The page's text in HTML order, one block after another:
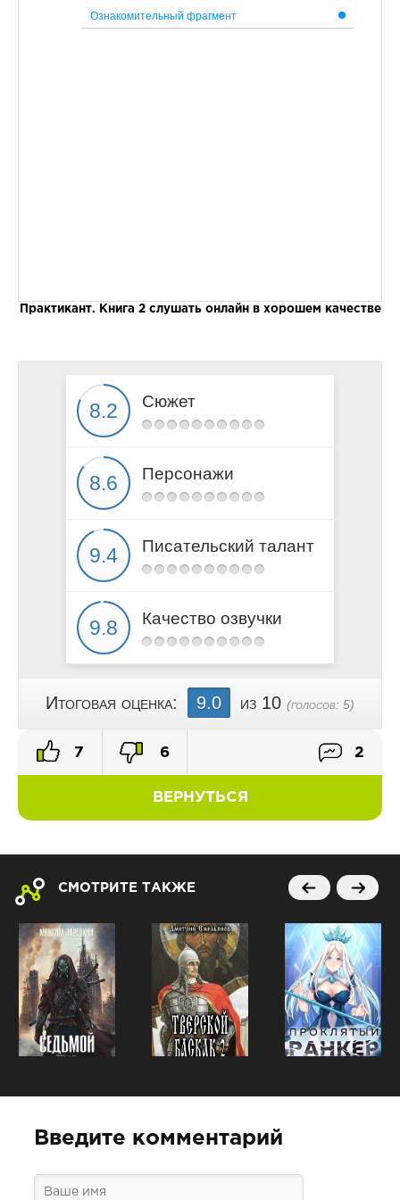
Ознакомительный фрагмент
Практикант. Книга 2 слушать онлайн в хорошем качестве
Сюжет
Персонажи
Писательский талант
Качество озвучки
Итоговая оценка: 9.0 из 10 (голосов: 5)
ВЕРНУТЬСЯ
7 6 2
СМОТРИТЕ ТАКЖЕ
Введите комментарий